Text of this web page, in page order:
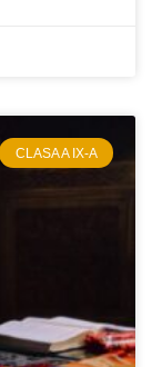
CLASA A IX-A